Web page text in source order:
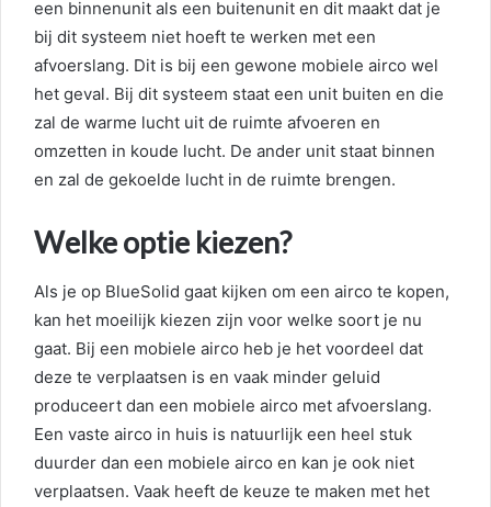
een binnenunit als een buitenunit en dit maakt dat je
bij dit systeem niet hoeft te werken met een
afvoerslang. Dit is bij een gewone mobiele airco wel
het geval. Bij dit systeem staat een unit buiten en die
zal de warme lucht uit de ruimte afvoeren en
omzetten in koude lucht. De ander unit staat binnen
en zal de gekoelde lucht in de ruimte brengen.
Welke optie kiezen?
Als je op BlueSolid gaat kijken om een airco te kopen,
kan het moeilijk kiezen zijn voor welke soort je nu
gaat. Bij een mobiele airco heb je het voordeel dat
deze te verplaatsen is en vaak minder geluid
produceert dan een mobiele airco met afvoerslang.
Een vaste airco in huis is natuurlijk een heel stuk
duurder dan een mobiele airco en kan je ook niet
verplaatsen. Vaak heeft de keuze te maken met het